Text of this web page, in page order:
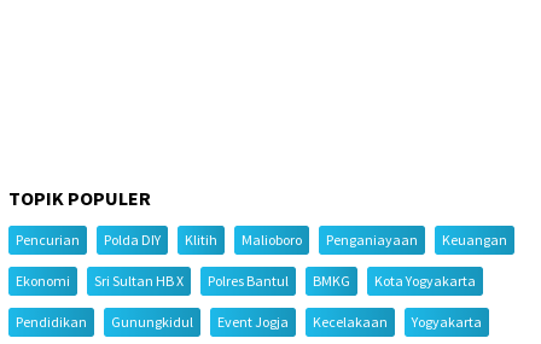
TOPIK POPULER
Pencurian Polda DIY Klitih Malioboro Penganiayaan Keuangan
Ekonomi Sri Sultan HB X Polres Bantul BMKG Kota Yogyakarta
Pendidikan Gunungkidul Event Jogja Kecelakaan Yogyakarta